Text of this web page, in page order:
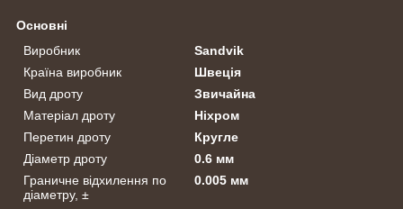
Основні
Виробник
Sandvik
Країна виробник
Швеція
Вид дроту
Звичайна
Матеріал дроту
Ніхром
Перетин дроту
Кругле
Діаметр дроту
0.6 мм
Граничне відхилення по
діаметру, ±
0.005 мм